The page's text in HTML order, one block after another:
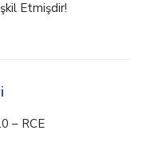
Etmişdir!
– RCE